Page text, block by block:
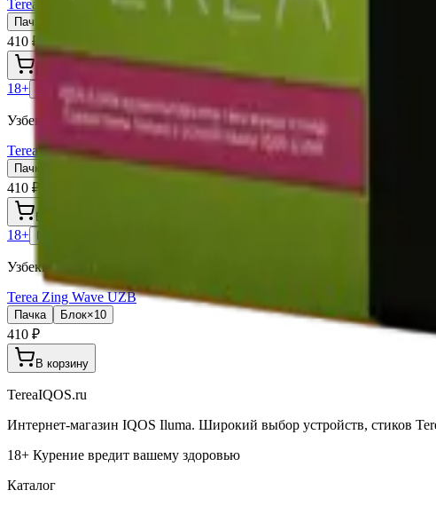
Terea Summer Wave UZB
Пачка
410 ₽
18+ Мне исполнилось 18 лет
Узбекистан (Юж. Корея)
Terea Yellow UZB
Пачка
410 ₽
В корзину
18+
Узбекистан (Юж. Корея)
Terea Zing Wave UZB
Пачка Блок×10
410 ₽
В корзину
TereaIQOS.ru
Интернет-магазин IQOS Iluma. Широкий выбор устройств, стиков
18+ Курение вредит вашему здоровью
Каталог